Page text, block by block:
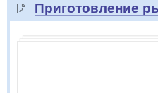
Приготовление